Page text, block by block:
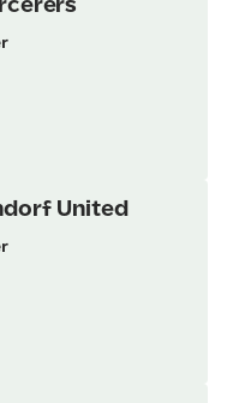
United